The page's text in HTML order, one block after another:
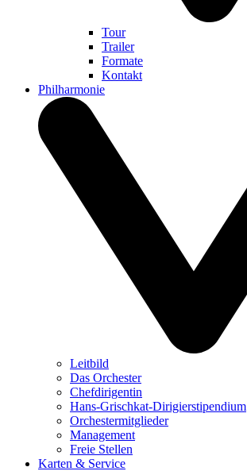
Tour
Trailer
Formate
Kontakt
Philharmonie
Leitbild
Das Orchester
Chefdirigentin
Hans-Grischkat-Dirigierstipendium
Orchestermitglieder
Management
Freie Stellen
Karten & Service